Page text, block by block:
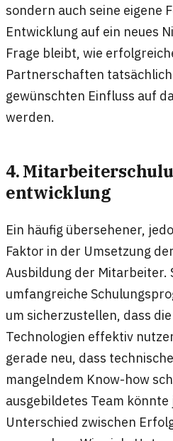
sondern auch seine eigene
Entwicklung auf ein neues
Frage bleibt, wie
Partnerschaften
gewünschten Einfluss auf
werden.
4.
entwicklung
Ein häufig übersehener,
Faktor in der Umsetzung
Ausbildung der Mitarbeiter.
umfangreiche
um sicherzustellen, dass
Technologien effektiv
gerade neu, dass
mangelndem Know-how
ausgebildetes Team könnte
Unterschied zwischen